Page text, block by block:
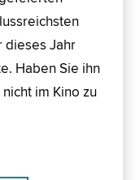
dieses Jahr
Haben Sie ihn
im Kino zu